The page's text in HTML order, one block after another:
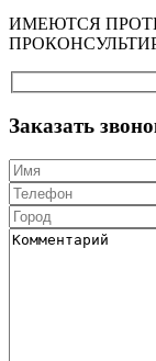
ИМЕЮТСЯ
Заказать